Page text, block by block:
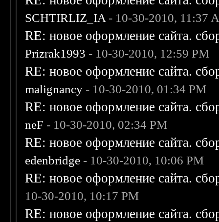
SCHTIRLIZ_IA - 10-30-2010, 11:37
RE: новое оформление сайта.
Prizrak1993 - 10-30-2010, 12:59 PM
RE: новое оформление сайта.
malignancy - 10-30-2010, 01:34 PM
RE: новое оформление сайта.
neF - 10-30-2010, 02:34 PM
RE: новое оформление сайта.
edenbridge - 10-30-2010, 10:06 PM
RE: новое оформление сайта.
10-30-2010, 10:17 PM
RE: новое оформление сайта.